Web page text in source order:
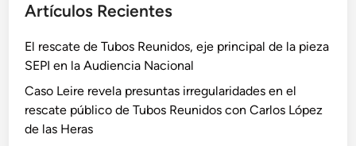
Artículos Recientes
El rescate de Tubos Reunidos, eje principal de la pieza
SEPI en la Audiencia Nacional
Caso Leire revela presuntas irregularidades en el
rescate público de Tubos Reunidos con Carlos López
de las Heras